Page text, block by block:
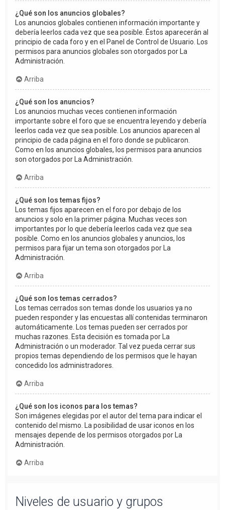
¿Qué son los anuncios globales?
Los anuncios globales contienen información importante y
debería leerlos cada vez que sea posible. Éstos aparecerán al
principio de cada foro y en el Panel de Control de Usuario. Los
permisos para anuncios globales son otorgados por La
Administración.
Arriba
¿Qué son los anuncios?
Los anuncios muchas veces contienen información
importante sobre el foro que se encuentra leyendo y debería
leerlos cada vez que sea posible. Los anuncios aparecen al
principio de cada página en el foro donde se publicaron.
Como en los anuncios globales, los permisos para anuncios
son otorgados por La Administración.
Arriba
¿Qué son los temas fijos?
Los temas fijos aparecen en el foro por debajo de los
anuncios y solo en la primer página. Muchas veces son
importantes por lo que debería leerlos cada vez que sea
posible. Como en los anuncios globales y anuncios, los
permisos para fijar un tema son otorgados por La
Administración.
Arriba
¿Qué son los temas cerrados?
Los temas cerrados son temas donde los usuarios ya no
pueden responder y las encuestas allí contenidas terminaron
automáticamente. Los temas pueden ser cerrados por
muchas razones. Esta decisión es tomada por La
Administración o un moderador. Tal vez pueda cerrar sus
propios temas dependiendo de los permisos que le hayan
concedido los administradores.
Arriba
¿Qué son los iconos para los temas?
Son imágenes elegidas por el autor del tema para indicar el
contenido del mismo. La posibilidad de usar iconos en los
mensajes depende de los permisos otorgados por La
Administración.
Arriba
Niveles de usuario y grupos